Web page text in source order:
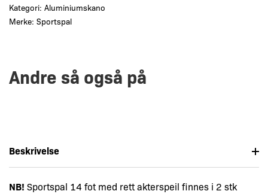
Kategori: Aluminiumskano
Merke: Sportspal
Andre så også på
Beskrivelse
NB! Sportspal 14 fot med rett akterspeil finnes i 2 stk